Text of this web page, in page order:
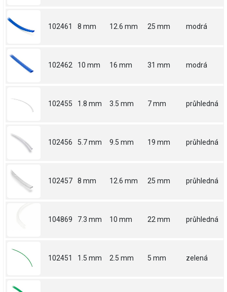
102461 8 mm 12.6 mm 25 mm modrá
102462 10 mm 16 mm 31 mm modrá
102455 1.8 mm 3.5 mm 7 mm průhledná
102456 5.7 mm 9.5 mm 19 mm průhledná
102457 8 mm 12.6 mm 25 mm průhledná
104869 7.3 mm 10 mm 22 mm průhledná
102451 1.5 mm 2.5 mm 5 mm zelená